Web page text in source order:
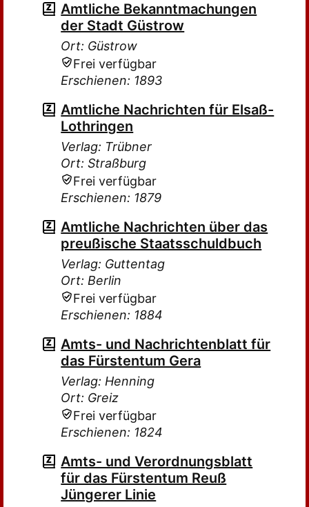
Amtliche Bekanntmachungen
der Stadt Güstrow
Ort: Güstrow
Frei verfügbar
Erschienen: 1893
Amtliche Nachrichten für Elsaß-
Lothringen
Verlag: Trübner
Ort: Straßburg
Frei verfügbar
Erschienen: 1879
Amtliche Nachrichten über das
preußische Staatsschuldbuch
Verlag: Guttentag
Ort: Berlin
Frei verfügbar
Erschienen: 1884
Amts- und Nachrichtenblatt für
das Fürstentum Gera
Verlag: Henning
Ort: Greiz
Frei verfügbar
Erschienen: 1824
Amts- und Verordnungsblatt
für das Fürstentum Reuß
Jüngerer Linie